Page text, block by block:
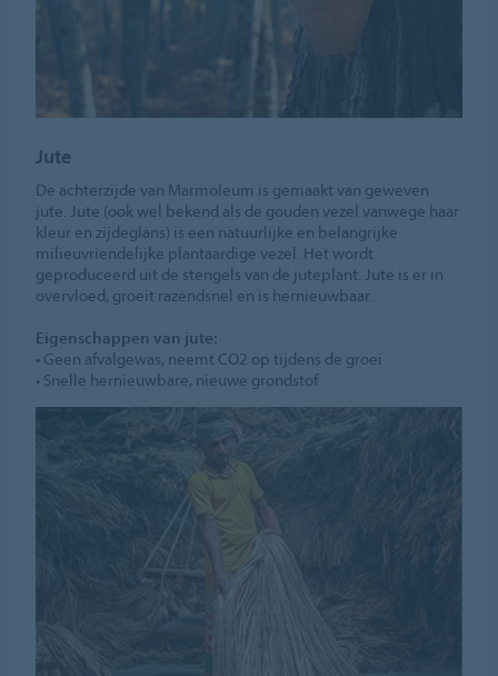
Jute
De achterzijde van Marmoleum is gemaakt van geweven
jute. Jute (ook wel bekend als de gouden vezel vanwege haar
kleur en zijdeglans) is een natuurlijke en belangrijke
milieuvriendelijke plantaardige vezel. Het wordt
geproduceerd uit de stengels van de juteplant. Jute is er in
overvloed, groeit razendsnel en is hernieuwbaar.
Eigenschappen van jute:
• Geen afvalgewas, neemt CO2 op tijdens de groei
• Snelle hernieuwbare, nieuwe grondstof